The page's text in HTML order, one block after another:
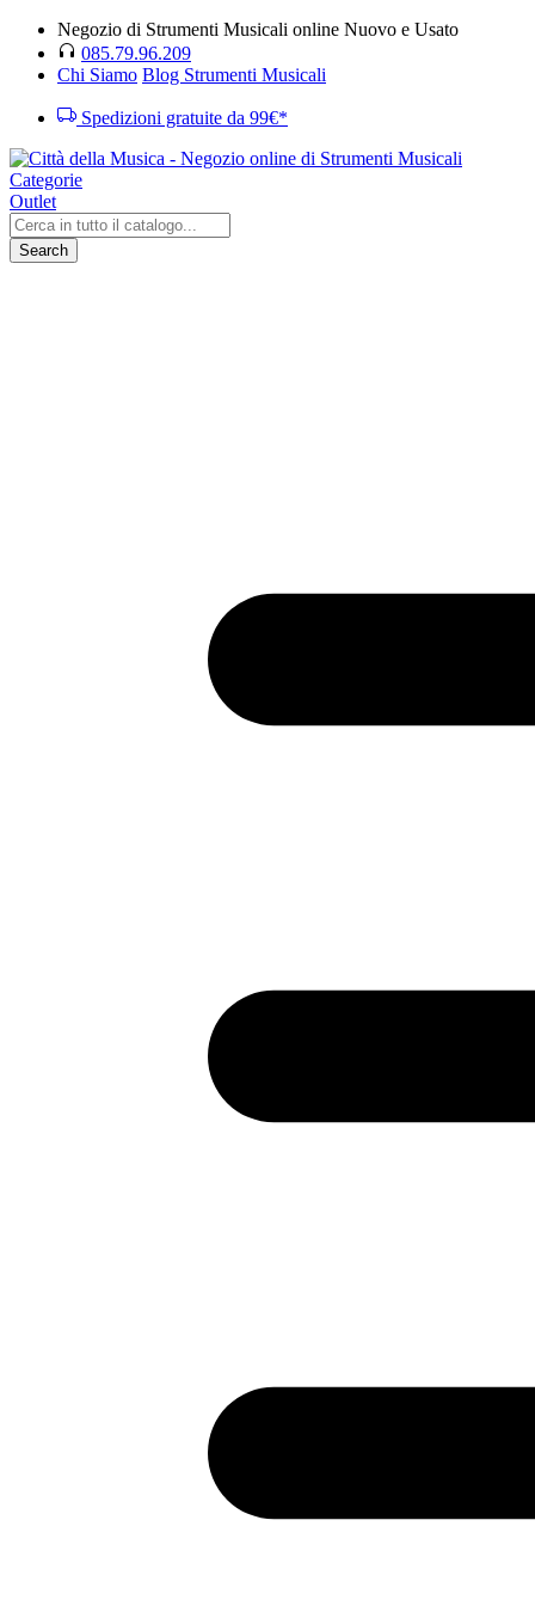
Negozio di Strumenti Musicali online Nuovo e Usato
085.79.96.209
Chi Siamo Blog Strumenti Musicali
Spedizioni gratuite da 99€*
Categorie
Outlet
Search